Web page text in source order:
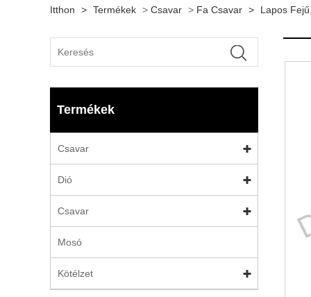
Itthon > Termékek > Csavar > Fa Csavar > Lapos
Termékek
Csavar
Dió
Csavar
Mosó
Kötélzet